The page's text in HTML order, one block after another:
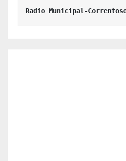
Radio Municipal-